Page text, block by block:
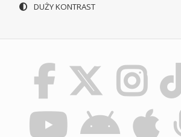
DUŻY KONTRAST